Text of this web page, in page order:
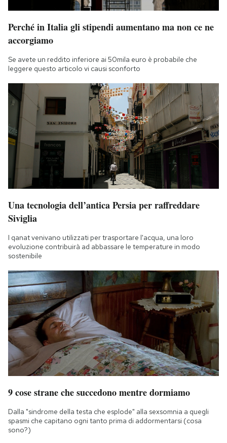
Perché in Italia gli stipendi aumentano ma non ce ne
accorgiamo
Se avete un reddito inferiore ai 50mila euro è probabile che
leggere questo articolo vi causi sconforto
Una tecnologia dell’antica Persia per raffreddare
Siviglia
I qanat venivano utilizzati per trasportare l'acqua, una loro
evoluzione contribuirà ad abbassare le temperature in modo
sostenibile
9 cose strane che succedono mentre dormiamo
Dalla "sindrome della testa che esplode" alla sexsomnia a quegli
spasmi che capitano ogni tanto prima di addormentarsi (cosa
sono?)